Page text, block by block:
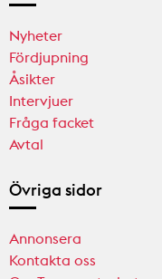
Nyheter
Fördjupning
Åsikter
Intervjuer
Fråga facket
Avtal
Övriga sidor
Annonsera
Kontakta oss